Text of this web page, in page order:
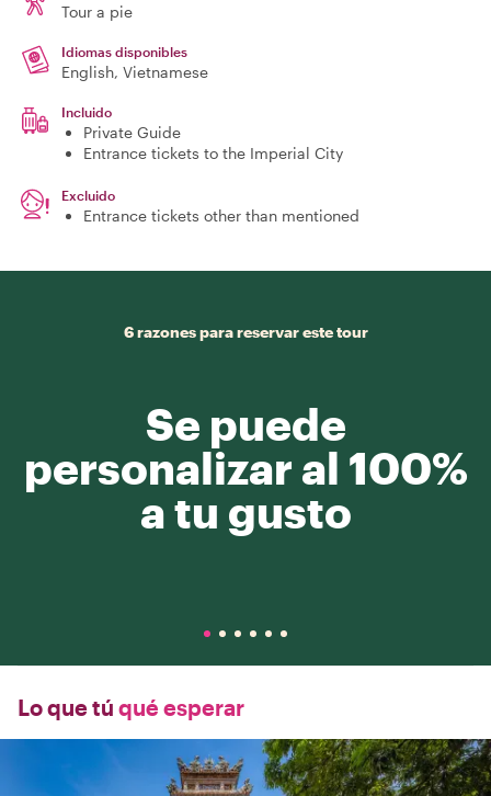
Tour a pie
Idiomas disponibles
English, Vietnamese
Incluido
Private Guide
Entrance tickets to the Imperial City
Excluido
Entrance tickets other than mentioned
6 razones para reservar este tour
Se puede
personalizar al 100%
a tu gusto
Lo que tú qué esperar